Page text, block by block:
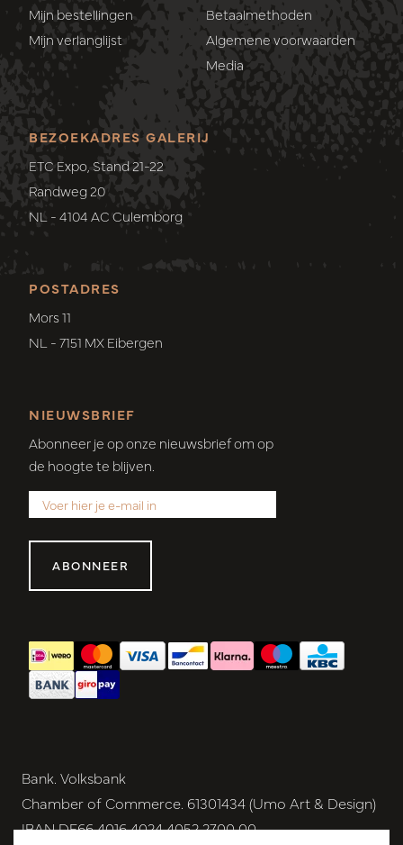
Mijn bestellingen
Mijn verlanglijst
Betaalmethoden
Algemene voorwaarden
Media
POSTADRES
Mors 11
NL - 7151 MX Eibergen
BEZOEKADRES GALERIJ
ETC Expo, Stand 21-22
Randweg 20
NL - 4104 AC Culemborg
NIEUWSBRIEF
Abonneer je op onze nieuwsbrief om op
de hoogte te blijven.
ABONNEER
Bank. Volksbank
Chamber of Commerce. 61301434 (Umo Art & Design)
IBAN DE66 4016 4024 4052 2700 00